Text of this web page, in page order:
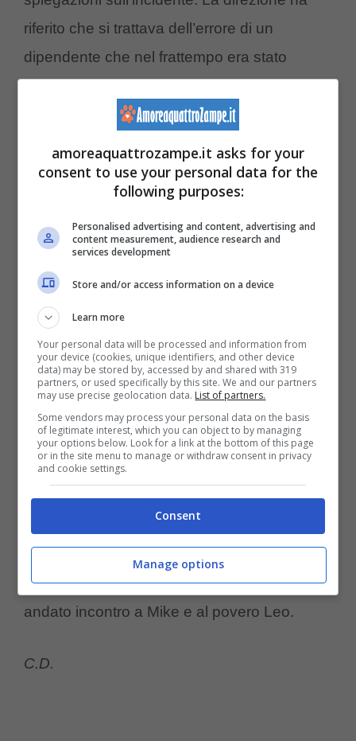
riferito che si trattava dell’errore di un
dipendente che nel frattempo era stato
licenziato.
controllare le sue condizioni di salute e
accertare che non avesse riportato ferite
provocate dai maltrattamenti subiti nella
pensione.
Il video è stato condiviso in rete dalla nipote
di Mike che sui social ha lanciato un appello,
denunciando quanto accaduto a Leo in
pensione. La giovane ragazza nel commento
ha ricordato che “Leo è solo un cucciolo che
voleva giocare”.
Un comportamento davvero raccapricciante
dovrebbero essere una passione quotidiana
e non un obbligo. Fortunatamente, il caso è
andato incontro a Mike e al povero Leo.
C.D.
amoreaquattrozampe.it asks for your
consent to use your personal data for the
following purposes:
Personalised advertising and content, advertising and
content measurement, audience research and
services development
Store and/or access information on a device
Learn more
Your personal data will be processed and information from
your device (cookies, unique identifiers, and other device
data) may be stored by, accessed by and shared with 319
partners, or used specifically by this site. We and our partners
may use precise geolocation data. List of partners.
Some vendors may process your personal data on the basis
of legitimate interest, which you can object to by managing
your options below. Look for a link at the bottom of this page
or in the site menu to manage or withdraw consent in privacy
and cookie settings.
Consent
Manage options